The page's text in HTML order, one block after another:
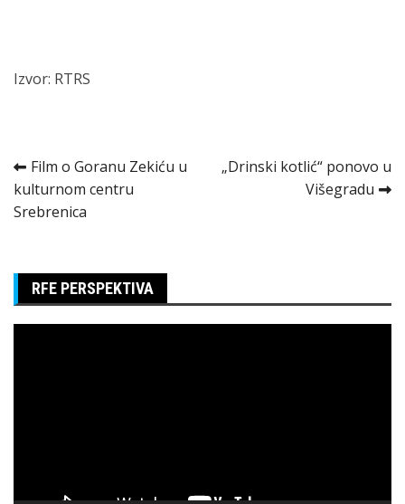
Izvor: RTRS
Kretanje
članka
Film o Goranu Zekiću u
kulturnom centru
Srebrenica
„Drinski kotlić“ ponovo u
Višegradu
RFE PERSPEKTIVA